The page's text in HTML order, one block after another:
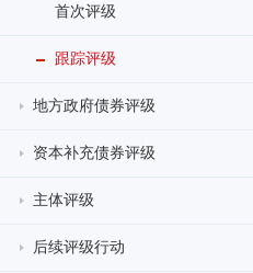
首次评级
跟踪评级
地方政府债券评级
资本补充债券评级
主体评级
后续评级行动